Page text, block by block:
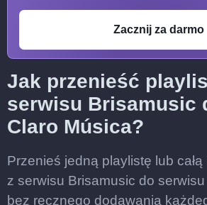
Zacznij za darmo
Jak przenieść
serwisu Brisamusic
Claro Música?
Przenieś jedną playlistę lub
z serwisu Brisamusic do
bez ręcznego dodawania